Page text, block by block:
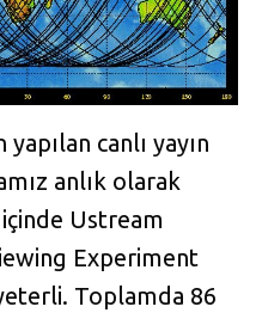
canlı yayın
anlık olarak
Ustream
Experiment
Toplamda 86